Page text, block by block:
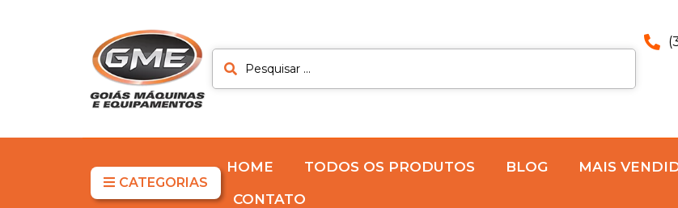
CATEGORIAS
HOME TODOS OS PRODUTOS BLOG
MAIS
CONTATO